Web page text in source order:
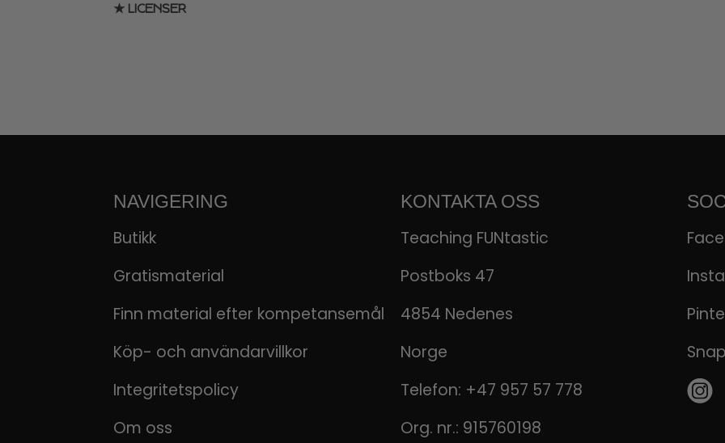
★ LICENSER
NAVIGERING
Butikk
Gratismaterial
Finn material efter kompetansemål
Köp- och användarvillkor
Integritetspolicy
Om oss
KONTAKTA OSS
Teaching FUNtastic
Postboks 47
4854 Nedenes
Norge
Telefon: +47 957 57 778
Org. nr.: 915760198